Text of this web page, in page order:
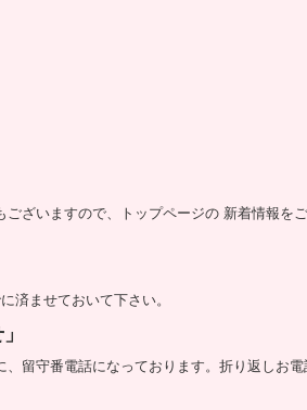
ざいますので、トップページの 新着情報を
済ませておいて下さい。
留守番電話になっております。折り返しお電